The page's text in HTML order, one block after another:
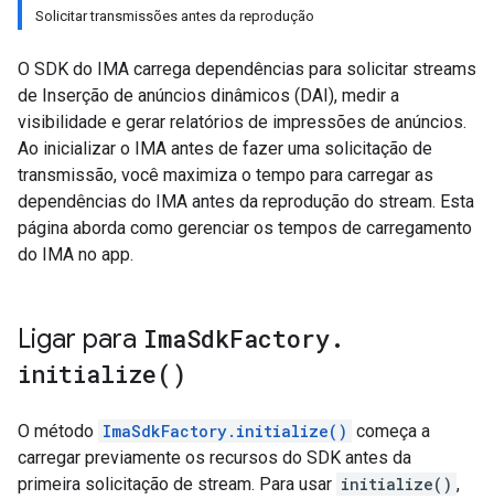
Solicitar transmissões antes da reprodução
O SDK do IMA carrega dependências para solicitar streams
de Inserção de anúncios dinâmicos (DAI), medir a
visibilidade e gerar relatórios de impressões de anúncios.
Ao inicializar o IMA antes de fazer uma solicitação de
transmissão, você maximiza o tempo para carregar as
dependências do IMA antes da reprodução do stream. Esta
página aborda como gerenciar os tempos de carregamento
do IMA no app.
Ligar para ImaSdkFactory.
initialize( )
O método ImaSdkFactory.initialize() começa a
carregar previamente os recursos do SDK antes da
primeira solicitação de stream. Para usar initialize() ,